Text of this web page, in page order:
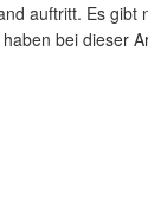
auftritt. Es gibt
bei dieser